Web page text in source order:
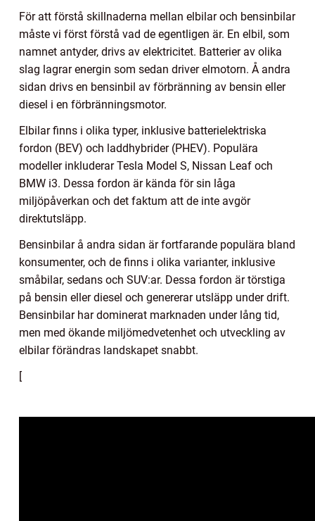
För att förstå skillnaderna mellan elbilar och bensinbilar
måste vi först förstå vad de egentligen är. En elbil, som
namnet antyder, drivs av elektricitet. Batterier av olika
slag lagrar energin som sedan driver elmotorn. Å andra
sidan drivs en bensinbil av förbränning av bensin eller
diesel i en förbränningsmotor.
Elbilar finns i olika typer, inklusive batterielektriska
fordon (BEV) och laddhybrider (PHEV). Populära
modeller inkluderar Tesla Model S, Nissan Leaf och
BMW i3. Dessa fordon är kända för sin låga
miljöpåverkan och det faktum att de inte avgör
direktutsläpp.
Bensinbilar å andra sidan är fortfarande populära bland
konsumenter, och de finns i olika varianter, inklusive
småbilar, sedans och SUV:ar. Dessa fordon är törstiga
på bensin eller diesel och genererar utsläpp under drift.
Bensinbilar har dominerat marknaden under lång tid,
men med ökande miljömedvetenhet och utveckling av
elbilar förändras landskapet snabbt.
[